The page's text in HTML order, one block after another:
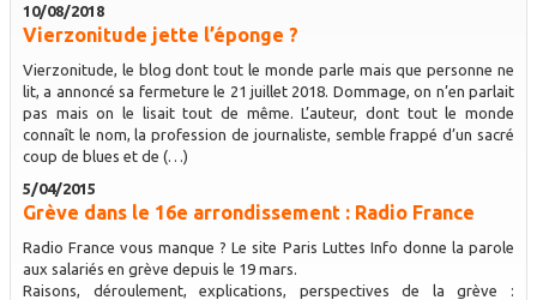
10/08/2018
Vierzonitude jette l’éponge ?
Vierzonitude, le blog dont tout le monde parle mais que personne ne
lit, a annoncé sa fermeture le 21 juillet 2018. Dommage, on n’en parlait
pas mais on le lisait tout de même. L’auteur, dont tout le monde
connaît le nom, la profession de journaliste, semble frappé d’un sacré
coup de blues et de (…)
5/04/2015
Grève dans le 16e arrondissement : Radio France
Radio France vous manque ? Le site Paris Luttes Info donne la parole
aux salariés en grève depuis le 19 mars.
Raisons, déroulement, explications, perspectives de la grève :